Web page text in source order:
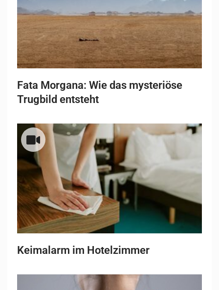
Fata Morgana: Wie das mysteriöse
Trugbild entsteht
Keimalarm im Hotelzimmer